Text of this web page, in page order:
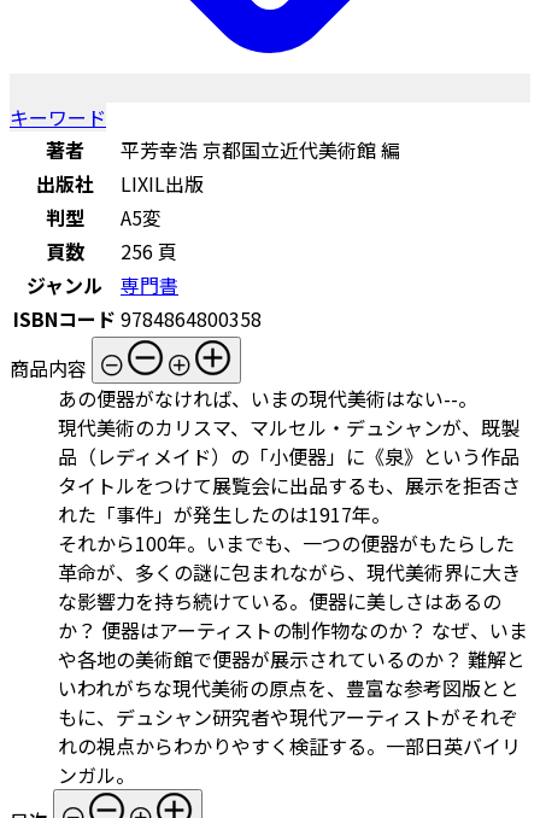
キーワード
著者
平芳幸浩 京都国立近代美術館 編
出版社
LIXIL出版
判型
A5変
頁数
256 頁
ジャンル
専門書
ISBNコード 9784864800358
商品内容
あの便器がなければ、いまの現代美術はない--。
現代美術のカリスマ、マルセル・デュシャンが、既製
品（レディメイド）の「小便器」に《泉》という作品
タイトルをつけて展覧会に出品するも、展示を拒否さ
れた「事件」が発生したのは1917年。
それから100年。いまでも、一つの便器がもたらした
革命が、多くの謎に包まれながら、現代美術界に大き
な影響力を持ち続けている。便器に美しさはあるの
か？ 便器はアーティストの制作物なのか？ なぜ、いま
や各地の美術館で便器が展示されているのか？ 難解と
いわれがちな現代美術の原点を、豊富な参考図版とと
もに、デュシャン研究者や現代アーティストがそれぞ
れの視点からわかりやすく検証する。一部日英バイリ
ンガル。